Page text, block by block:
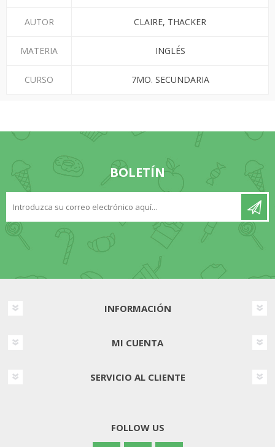
AUTOR CLAIRE, THACKER
MATERIA INGLÉS
CURSO 7MO. SECUNDARIA
BOLETÍN
INFORMACIÓN
MI CUENTA
SERVICIO AL CLIENTE
FOLLOW US